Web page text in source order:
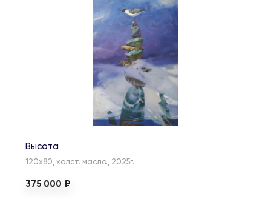
Высота
120х80, холст. масло., 2025г.
375 000 ₽